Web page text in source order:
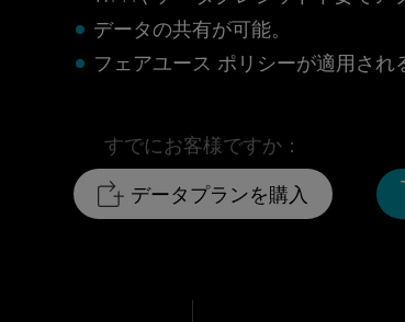
データの共有が可能。
フェアユース ポリシーが適用され
すでにお客様ですか：
データプランを購入